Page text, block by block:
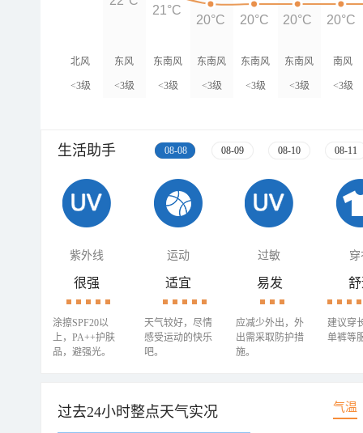
北风
<3级
东风
<3级
东南风
<3级
东南风
<3级
东南风
<3级
东南风
<3级
南风
<3级
21°C
20°C 20°C 20°C 20°C
生活助手 08-08 08-09 08-10 08-11
紫外线 运动 过敏 穿
很强
涂擦SPF20以
上，PA++护肤
品，避强光。
适宜
天气较好，尽情
感受运动的快乐
吧。
易发
应减少外出，外
出需采取防护措
施。
建议穿
单裤等
过去24小时整点天气实况 气温